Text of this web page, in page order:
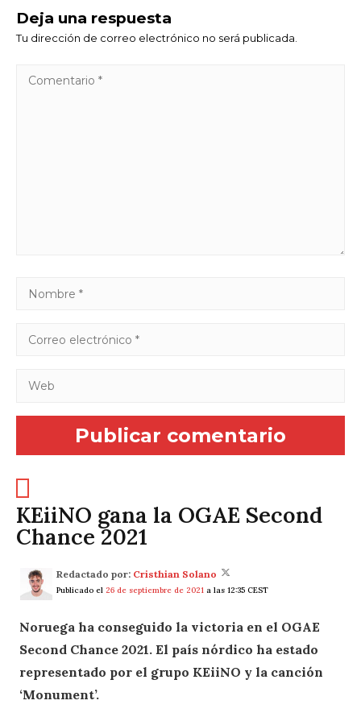
Deja una respuesta
Tu dirección de correo electrónico no será publicada.
KEiiNO gana la OGAE Second
Chance 2021
Redactado por: Cristhian Solano
Publicado el 26 de septiembre de 2021 a las 12:35 CEST
Noruega ha conseguido la victoria en el OGAE
Second Chance 2021. El país nórdico ha estado
representado por el grupo KEiiNO y la canción
‘Monument’.